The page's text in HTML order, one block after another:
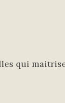
qui